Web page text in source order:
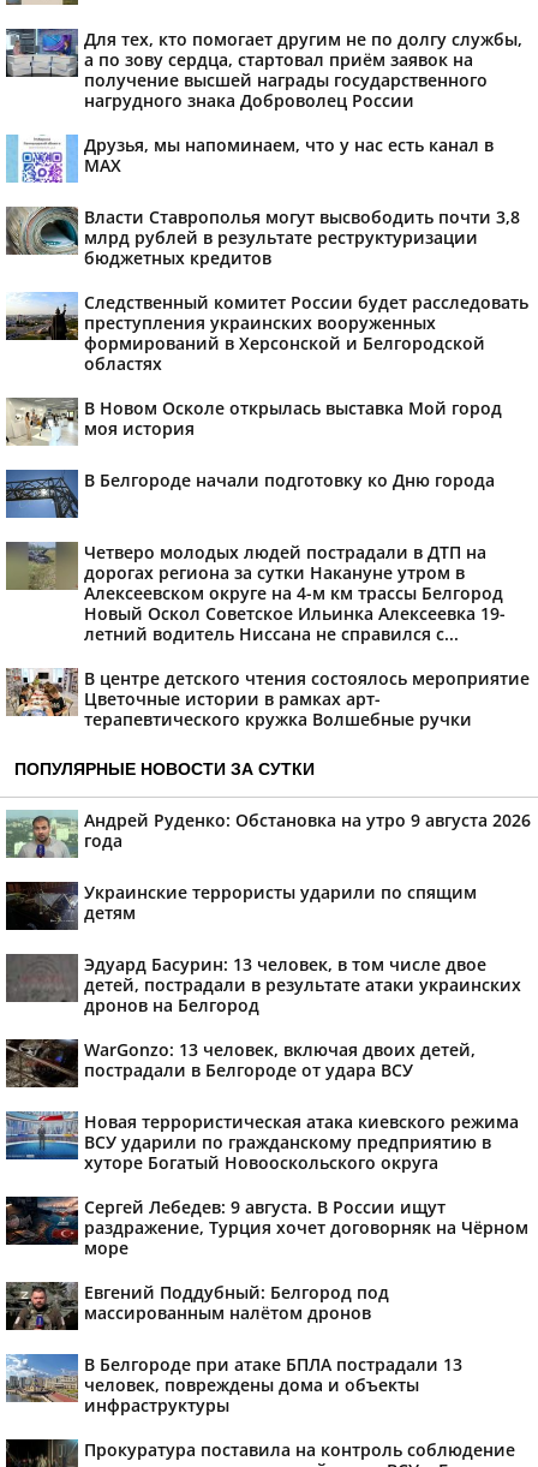
Для тех, кто помогает другим не по долгу службы,
а по зову сердца, стартовал приём заявок на
получение высшей награды государственного
нагрудного знака Доброволец России
Друзья, мы напоминаем, что у нас есть канал в
МАХ
Власти Ставрополья могут высвободить почти 3,8
млрд рублей в результате реструктуризации
бюджетных кредитов
Следственный комитет России будет расследовать
преступления украинских вооруженных
формирований в Херсонской и Белгородской
областях
В Новом Осколе открылась выставка Мой город
моя история
В Белгороде начали подготовку ко Дню города
Четверо молодых людей пострадали в ДТП на
дорогах региона за сутки Накануне утром в
Алексеевском округе на 4-м км трассы Белгород
Новый Оскол Советское Ильинка Алексеевка 19-
летний водитель Ниссана не справился с...
В центре детского чтения состоялось мероприятие
Цветочные истории в рамках арт-
терапевтического кружка Волшебные ручки
ПОПУЛЯРНЫЕ НОВОСТИ ЗА СУТКИ
Андрей Руденко: Обстановка на утро 9 августа 2026
года
Украинские террористы ударили по спящим
детям
Эдуард Басурин: 13 человек, в том числе двое
детей, пострадали в результате атаки украинских
дронов на Белгород
WarGonzo: 13 человек, включая двоих детей,
пострадали в Белгороде от удара ВСУ
Новая террористическая атака киевского режима
ВСУ ударили по гражданскому предприятию в
хуторе Богатый Новооскольского округа
Сергей Лебедев: 9 августа. В России ищут
раздражение, Турция хочет договорняк на Чёрном
море
Евгений Поддубный: Белгород под
массированным налётом дронов
В Белгороде при атаке БПЛА пострадали 13
человек, повреждены дома и объекты
инфраструктуры
Прокуратура поставила на контроль соблюдение